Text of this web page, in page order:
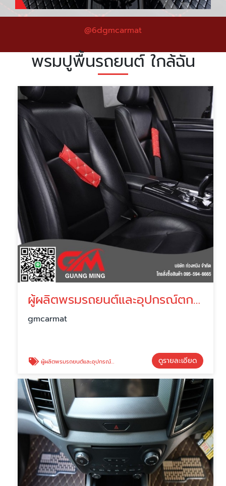
@6dgmcarmat
พรมปูพื้นรถยนต์ ใกล้ฉัน
ผู้ผลิตพรมรถยนต์และอุปกรณ์ตกแต่งรถยนต์
gmcarmat
ผู้ผลิตพรมรถยนต์และอุปกรณ์ตกแต่งรถยนต์ ดูรายละเอียด